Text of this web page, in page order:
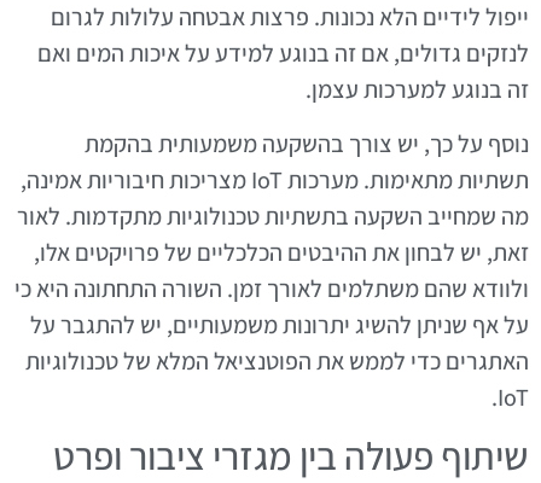
ייפול לידיים הלא נכונות. פרצות אבטחה עלולות לגרום
לנזקים גדולים, אם זה בנוגע למידע על איכות המים ואם
זה בנוגע למערכות עצמן.
נוסף על כך, יש צורך בהשקעה משמעותית בהקמת
תשתיות מתאימות. מערכות IoT מצריכות חיבוריות אמינה,
מה שמחייב השקעה בתשתיות טכנולוגיות מתקדמות. לאור
זאת, יש לבחון את ההיבטים הכלכליים של פרויקטים אלו,
ולוודא שהם משתלמים לאורך זמן. השורה התחתונה היא כי
על אף שניתן להשיג יתרונות משמעותיים, יש להתגבר על
האתגרים כדי לממש את הפוטנציאל המלא של טכנולוגיות
IoT.
שיתוף פעולה בין מגזרי ציבור ופרט